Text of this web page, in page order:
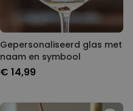
Gepersonaliseerd glas met
naam en symbool
€ 14,99